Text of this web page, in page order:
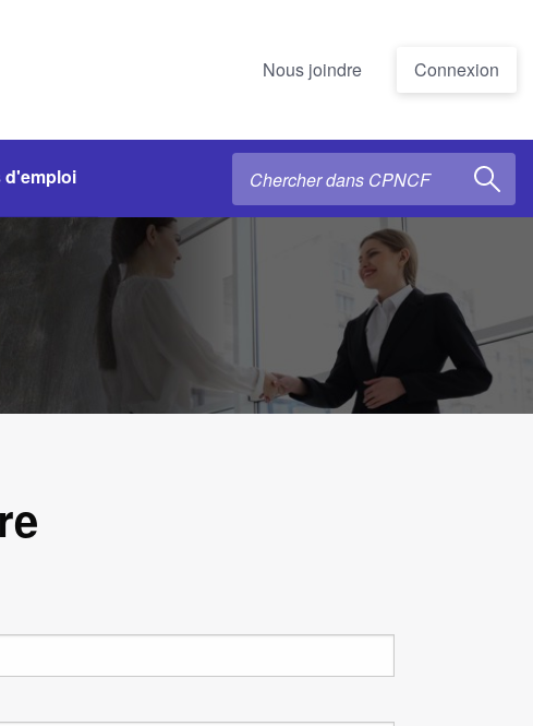
Nous joindre Connexion
d'emploi